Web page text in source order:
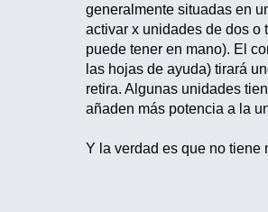
generalmente situadas en
activar x unidades de dos
puede tener en mano). El
las hojas de ayuda) tirará
retira. Algunas unidades
añaden más potencia a la
Y la verdad es que no tiene